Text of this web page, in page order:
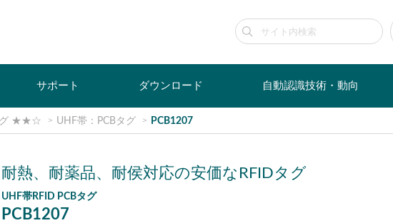
サポート ダウンロード 自動認識技術・動向
グ ★★☆ UHF帯：PCBタグ PCB1207
耐熱、耐薬品、耐侯対応の安価なRFIDタグ
UHF帯RFID PCBタグ
PCB1207